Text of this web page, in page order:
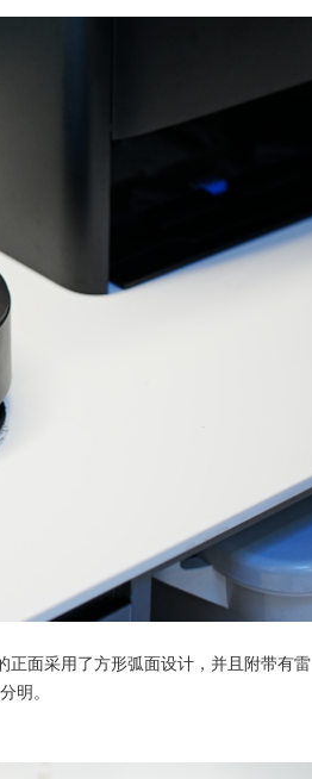
面采用了方形弧面设计，并且附带有雷
明。